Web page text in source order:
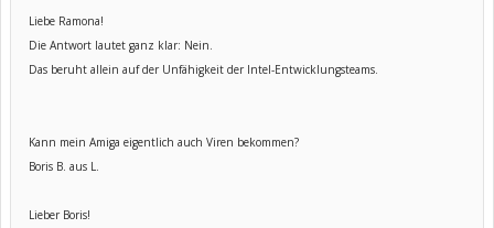
Liebe Ramona!
Die Antwort lautet ganz klar: Nein.
Das beruht allein auf der Unfähigkeit der Intel-Entwicklungsteams.
Kann mein Amiga eigentlich auch Viren bekommen?
Boris B. aus L.
Lieber Boris!